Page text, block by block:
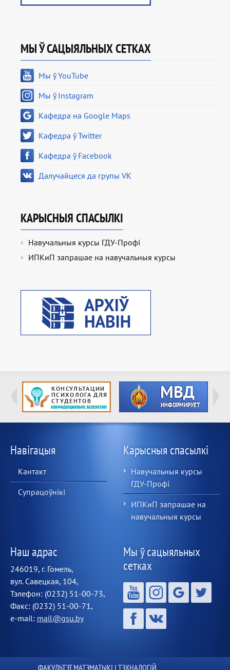
МЫ Ў САЦЫЯЛЬНЫХ СЕТКАХ
Мы ў YouTube
Мы ў Instagram
Кафедра на Google Maps
Кафедра ў Twitter
Кафедра ў Facebook
Далучайцеся да групы VK
КАРЫСНЫЯ СПАСЫЛКІ
Навучальныя курсы ГДУ-Профі
ИПКиП запрашае на навучальныя курсы
Навігацыя
Кантакт
Супрацоўнікі
Карысныя спасылкі
Навучальныя курсы
ГДУ-Профі
ИПКиП запрашае на
навучальныя курсы
Наш адрас
246019, г. Гомель,
вул. Савецкая, 104,
Тэлефон: (0232) 51-00-73,
Факс: (0232) 51-00-71,
e-mail: mail@gsu.by
Мы ў сацыяльных
сетках
ФАКУЛЬТЭТ МАТЭМАТЫКІ І ТЭХНАЛОГІЙ